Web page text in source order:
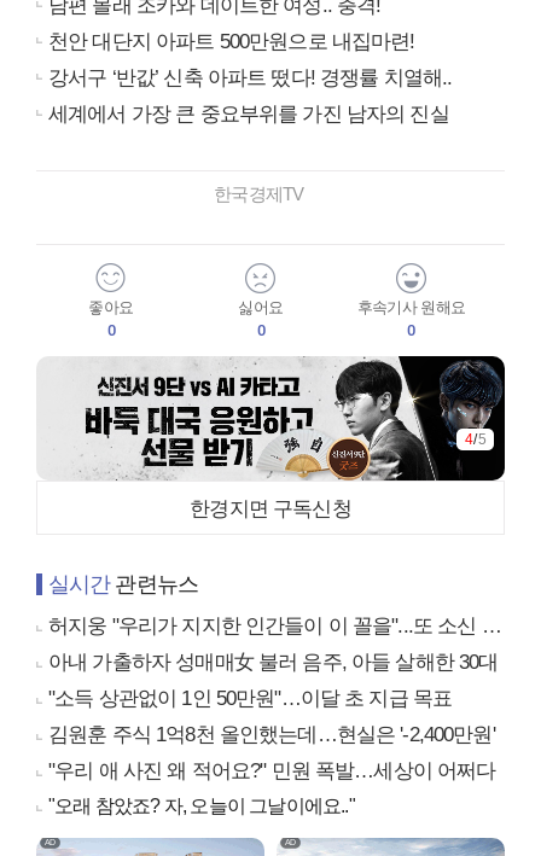
남편 몰래 조카와 데이트한 여성.. 충격!
천안 대단지 아파트 500만원으로 내집마련!
강서구 ‘반값’ 신축 아파트 떴다! 경쟁률 치열해..
세계에서 가장 큰 중요부위를 가진 남자의 진실
한국경제TV
좋아요
0
싫어요
0
후속기사 원해요
0
4/5
한경지면 구독신청
실시간관련뉴스
허지웅 "우리가 지지한 인간들이 이 꼴을"...또 소신 발언
아내 가출하자 성매매女 불러 음주, 아들 살해한 30대
"소득 상관없이 1인 50만원"…이달 초 지급 목표
김원훈 주식 1억8천 올인했는데…현실은 '-2,400만원'
"우리 애 사진 왜 적어요?" 민원 폭발…세상이 어쩌다
"오래 참았죠? 자, 오늘이 그날이에요.."